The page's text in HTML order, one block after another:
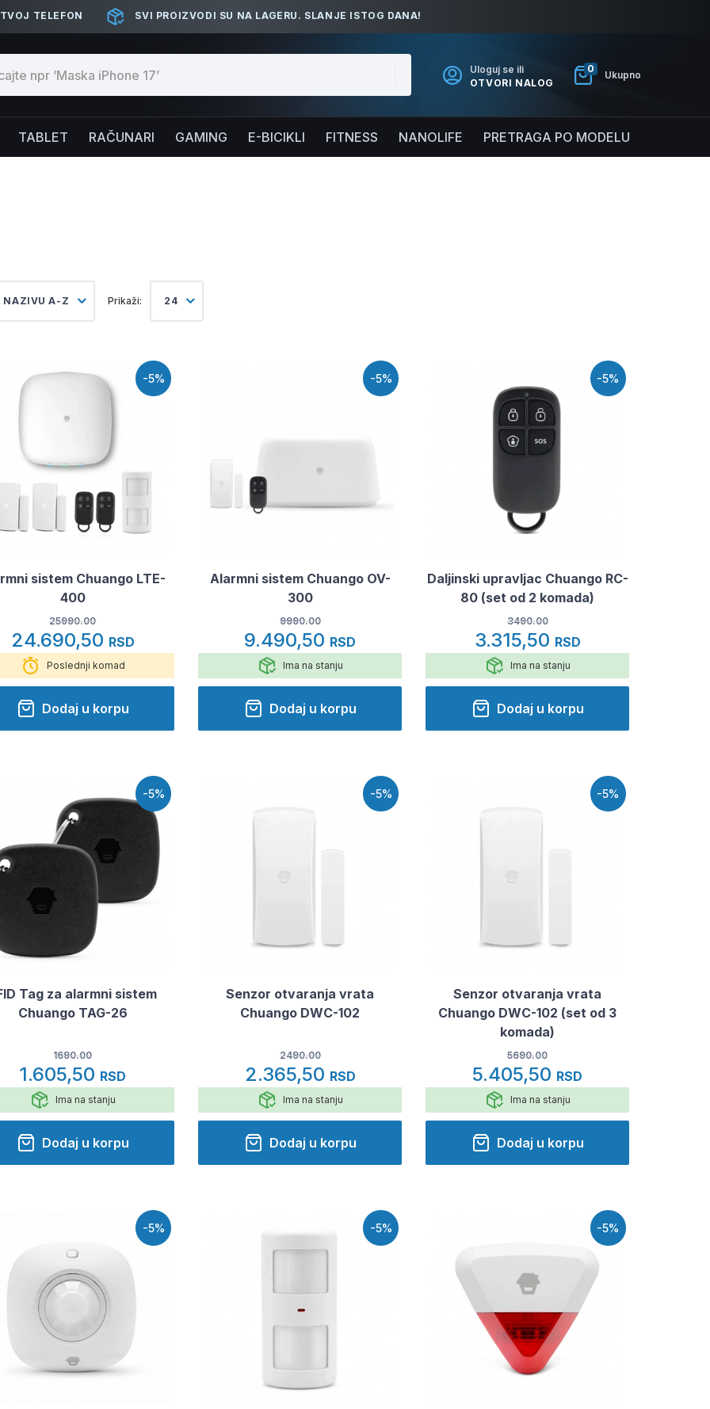
TELEFON SVI PROIZVODI SU NA LAGERU. SLANJE ISTOG DANA!
Uloguj se ili
OTVORI NALOG
0
Ukupno
TABLET RAČUNARI GAMING E-BICIKLI FITNESS NANOLIFE PRETRAGA PO MODELU
NAZIVU A-Z Prikaži: 24
-5%
sistem Chuango LTE-
400
25990.00
24.690,50 RSD
Poslednji komad
Dodaj u korpu
-5%
Alarmni sistem Chuango OV-
300
9990.00
9.490,50 RSD
Ima na stanju
Dodaj u korpu
-5%
Daljinski upravljac Chuango RC-
80 (set od 2 komada)
3490.00
3.315,50 RSD
Ima na stanju
Dodaj u korpu
-5%
Tag za alarmni sistem
Chuango TAG-26
1690.00
1.605,50 RSD
Ima na stanju
Dodaj u korpu
-5%
Senzor otvaranja vrata
Chuango DWC-102
2490.00
2.365,50 RSD
Ima na stanju
Dodaj u korpu
-5%
Senzor otvaranja vrata
Chuango DWC-102 (set od 3
komada)
5690.00
5.405,50 RSD
Ima na stanju
Dodaj u korpu
-5% -5% -5%